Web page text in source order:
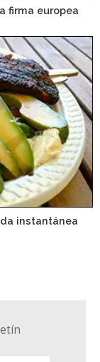
firma europea
instantánea